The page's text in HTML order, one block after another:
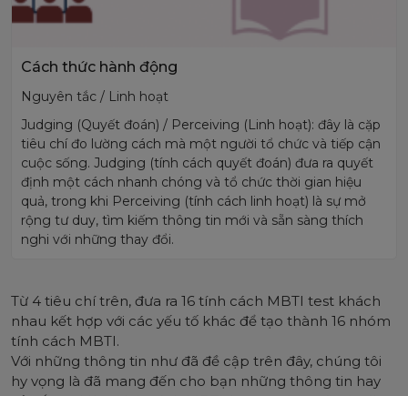
Cách thức hành động
Nguyên tắc / Linh hoạt
Judging (Quyết đoán) / Perceiving (Linh hoạt): đây là cặp
tiêu chí đo lường cách mà một người tổ chức và tiếp cận
cuộc sống. Judging (tính cách quyết đoán) đưa ra quyết
định một cách nhanh chóng và tổ chức thời gian hiệu
quả, trong khi Perceiving (tính cách linh hoạt) là sự mở
rộng tư duy, tìm kiếm thông tin mới và sẵn sàng thích
nghi với những thay đổi.
Từ 4 tiêu chí trên, đưa ra 16 tính cách MBTI test khách
nhau kết hợp với các yếu tố khác để tạo thành 16 nhóm
tính cách MBTI.
Với những thông tin như đã đề cập trên đây, chúng tôi
hy vọng là đã mang đến cho bạn những thông tin hay